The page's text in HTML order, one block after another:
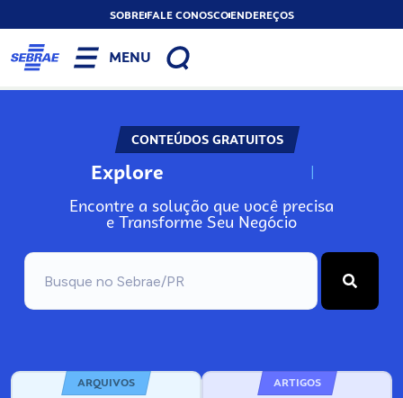
SOBREFALE CONOSCOENDEREÇOS
MENU
CONTEÚDOS GRATUITOS
Explore N
Encontre a solução que você precisa
e Transforme Seu Negócio
ARQUIVOS ARTIGOS